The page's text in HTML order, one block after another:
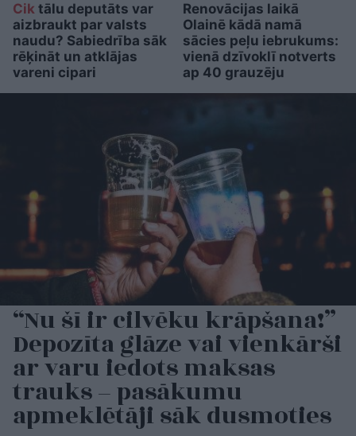
Cik tālu deputāts var
aizbraukt par valsts
naudu? Sabiedrība sāk
rēķināt un atklājas
vareni cipari
Renovācijas laikā
Olainē kādā namā
sācies peļu iebrukums:
vienā dzīvoklī notverts
ap 40 grauzēju
“Nu šī ir cilvēku krāpšana!”
Depozīta glāze vai vienkārši
ar varu iedots maksas
trauks – pasākumu
apmeklētāji sāk dusmoties